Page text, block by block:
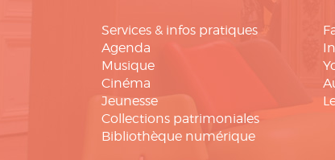
Services & infos pratiques
Agenda
Musique
Cinéma
Jeunesse
Collections patrimoniales
Bibliothèque numérique